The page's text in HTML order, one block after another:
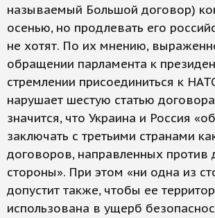
называемый Большой договор)
осенью, но продлевать его
не хотят. По их мнению,
обращении парламента к
стремлении присоединиться к
нарушает шестую статью
значится, что Украина и Россия
заключать с третьими странами
договоров, направленных против
стороны». При этом «ни одна из
допустит также, чтобы ее
использована в ущерб